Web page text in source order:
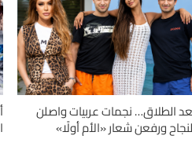
الطلاق… نجمات عربيات واصلن
ورفعن شعار «الأم أولًا»